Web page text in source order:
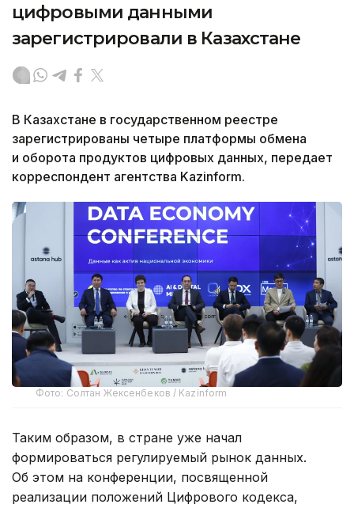
цифровыми данными
зарегистрировали в Казахстане
В Казахстане в государственном реестре
зарегистрированы четыре платформы обмена
и оборота продуктов цифровых данных, передает
корреспондент агентства Kazinform.
Фото: Солтан Жексенбеков / Kazinform
Таким образом, в стране уже начал
формироваться регулируемый рынок данных.
Об этом на конференции, посвященной
реализации положений Цифрового кодекса,